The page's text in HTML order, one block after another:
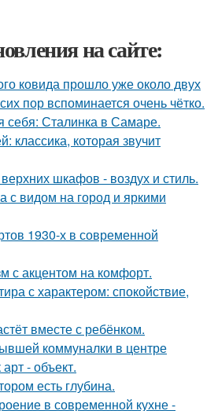
на сайте:
ковида прошло уже около двух
пор вспоминается очень чётко.
себя: Сталинка в Самаре.
классика, которая звучит
шкафов - воздух и стиль.
с видом на город и яркими
1930-х в современной
с акцентом на комфорт.
с характером: спокойствие,
вместе с ребёнком.
коммуналки в центре
- объект.
есть глубина.
в современной кухне -